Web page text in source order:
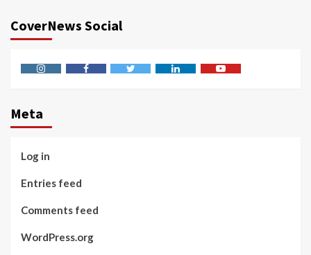
CoverNews Social
Meta
Log in
Entries feed
Comments feed
WordPress.org